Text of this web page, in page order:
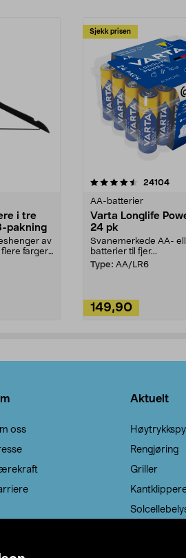
i tre
pakning
av
farger.
Sjekk prisen
24104
AA-batterier
Varta Longlife
24 pk
Svanemerkede AA-
batterier til fjer...
Type: AA/LR6
149,90
4.5av 5
oss
Aktuelt
Rengjøring
Griller